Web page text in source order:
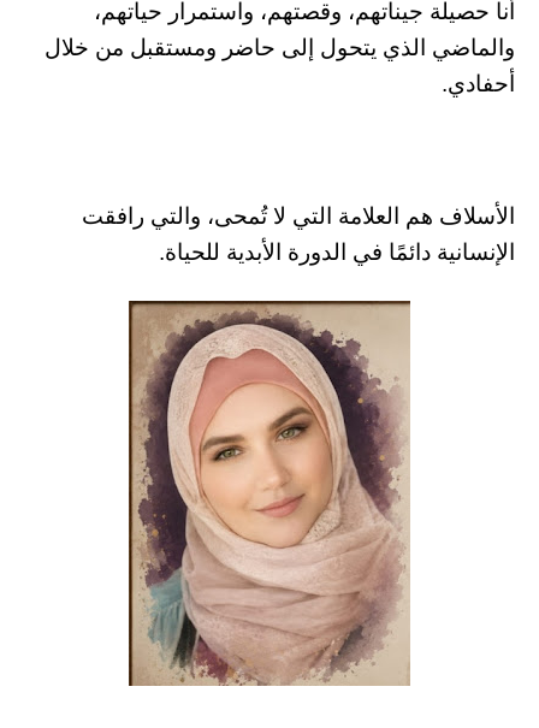
أنا حصيلة جيناتهم، وقصتهم، واستمرار حياتهم،
والماضي الذي يتحول إلى حاضر ومستقبل من خلال
أحفادي.
الأسلاف هم العلامة التي لا تُمحى، والتي رافقت
الإنسانية دائمًا في الدورة الأبدية للحياة.